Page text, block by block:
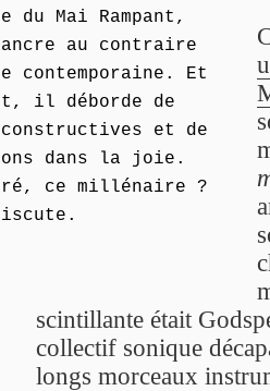
Mai Rampant,
au contraire
contemporaine. Et
il déborde de
et de
dans la joie.
ce millénaire ?
scintillante était
collectif sonique
longs morceaux